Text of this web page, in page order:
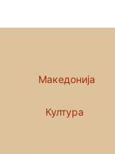
Македонија
Култура